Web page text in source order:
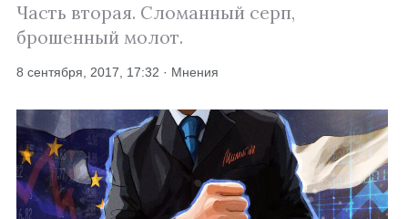
Часть вторая. Сломанный серп,
брошенный молот.
8 сентября, 2017, 17:32 · Мнения